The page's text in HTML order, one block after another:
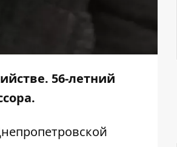
56-летний